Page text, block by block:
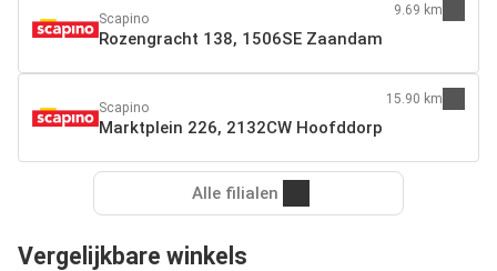
Scapino
Rozengracht 138, 1506SE Zaandam
9.69 km
Scapino
Marktplein 226, 2132CW Hoofddorp
15.90 km
Alle filialen
Vergelijkbare winkels